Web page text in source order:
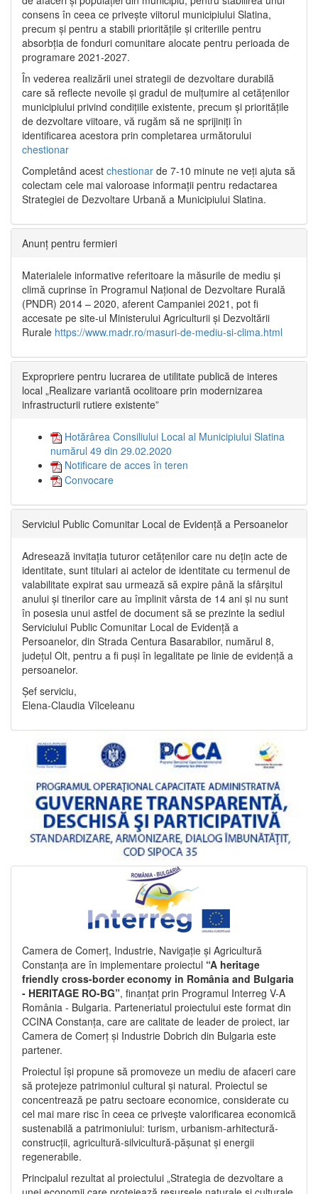
consens în ceea ce privește viitorul municipiului Slatina,
precum și pentru a stabili prioritățile și criteriile pentru
absorbția de fonduri comunitare alocate pentru perioada de
programare 2021-2027.
În vederea realizării unei strategii de dezvoltare durabilă
care să reflecte nevoile și gradul de mulțumire al cetățenilor
municipiului privind condițiile existente, precum și prioritățile
de dezvoltare viitoare, vă rugăm să ne sprijiniți în
identificarea acestora prin completarea următorului
chestionar
Completând acest chestionar de 7-10 minute ne veți ajuta să
colectam cele mai valoroase informații pentru redactarea
Strategiei de Dezvoltare Urbană a Municipiului Slatina.
Anunț pentru fermieri
Materialele informative referitoare la măsurile de mediu și
climă cuprinse în Programul Național de Dezvoltare Rurală
(PNDR) 2014 – 2020, aferent Campaniei 2021, pot fi
accesate pe site-ul Ministerului Agriculturii și Dezvoltării
Rurale https://www.madr.ro/masuri-de-mediu-si-clima.html
Expropriere pentru lucrarea de utilitate publică de interes
local „Realizare variantă ocolitoare prin modernizarea
infrastructurii rutiere existente”
Hotărârea Consiliului Local al Municipiului Slatina
numărul 49 din 29.02.2020
Notificare de acces în teren
Convocare
Serviciul Public Comunitar Local de Evidență a Persoanelor
Adresează invitația tuturor cetățenilor care nu dețin acte de
identitate, sunt titulari ai actelor de identitate cu termenul de
valabilitate expirat sau urmează să expire până la sfârșitul
anului și tinerilor care au împlinit vârsta de 14 ani și nu sunt
în posesia unui astfel de document să se prezinte la sediul
Serviciului Public Comunitar Local de Evidență a
Persoanelor, din Strada Centura Basarabilor, numărul 8,
județul Olt, pentru a fi puși în legalitate pe linie de evidență a
persoanelor.
Șef serviciu,
Elena-Claudia Vîlceleanu
Camera de Comerț, Industrie, Navigație și Agricultură
Constanța are în implementare proiectul “A heritage
friendly cross-border economy in România and Bulgaria
- HERITAGE RO-BG”, finanțat prin Programul Interreg V-A
România - Bulgaria. Parteneriatul proiectului este format din
CCINA Constanța, care are calitate de leader de proiect, iar
Camera de Comerț și Industrie Dobrich din Bulgaria este
partener.
Proiectul își propune să promoveze un mediu de afaceri care
să protejeze patrimoniul cultural și natural. Proiectul se
concentrează pe patru sectoare economice, considerate cu
cel mai mare risc în ceea ce privește valorificarea economică
sustenabilă a patrimoniului: turism, urbanism-arhitectură-
construcții, agricultură-silvicultură-pășunat și energii
regenerabile.
Principalul rezultat al proiectului „Strategia de dezvoltare a